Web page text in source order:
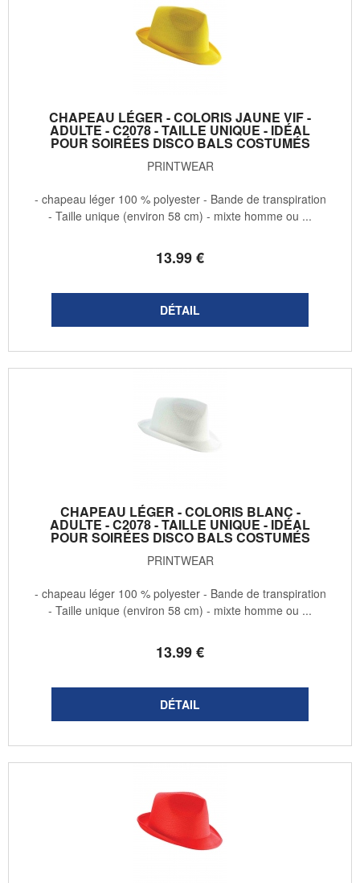
CHAPEAU LÉGER - COLORIS JAUNE VIF -
ADULTE - C2078 - TAILLE UNIQUE - IDÉAL
POUR SOIRÉES DISCO BALS COSTUMÉS
PRINTWEAR
13.99€
- chapeau léger 100 % polyester - Bande de transpiration
- Taille unique (environ 58 cm) - mixte homme ou ...
CHAPEAU LÉGER - COLORIS BLANC -
ADULTE - C2078 - TAILLE UNIQUE - IDÉAL
POUR SOIRÉES DISCO BALS COSTUMÉS
PRINTWEAR
13.99€
- chapeau léger 100 % polyester - Bande de transpiration
- Taille unique (environ 58 cm) - mixte homme ou ...